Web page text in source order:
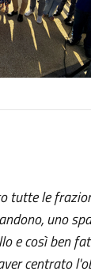
tutte le
uno
e così ben
centrato